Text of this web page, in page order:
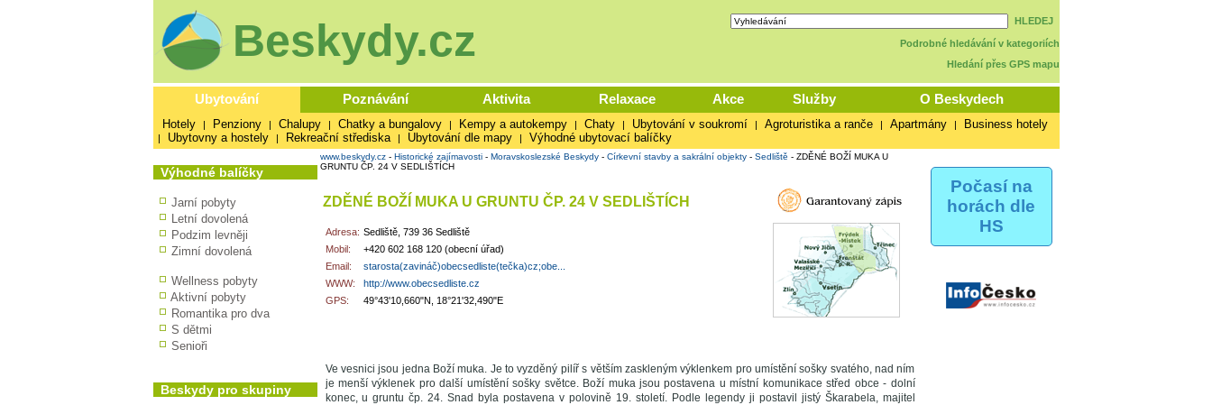
Beskydy.cz HLEDEJ
Podrobné hledávání v kategoriích
Hledání přes GPS mapu
Ubytování Poznávání Aktivita Relaxace Akce Služby O Beskydech
Hotely | Penziony | Chalupy | Chatky a bungalovy | Kempy a autokempy | Chaty | Ubytování v soukromí | Agroturistika a ranče | Apartmány | Business hotely
| Ubytovny a hostely | Rekreační střediska | Ubytování dle mapy | Výhodné ubytovací balíčky
Výhodné balíčky
Jarní pobyty
Letní dovolená
Podzim levněji
Zimní dovolená
Wellness pobyty
Aktivní pobyty
Romantika pro dva
S dětmi
Senioři
Beskydy pro skupiny
www.beskydy.cz- Historické zajímavosti- Moravskoslezské Beskydy- Církevní stavby a sakrální objekty- Sedliště - ZDĚNÉ BOŽÍ MUKA U
GRUNTU ČP. 24 V SEDLIŠTÍCH
ZDĚNÉ BOŽÍ MUKA U GRUNTU ČP. 24 V SEDLIŠTÍCH
Adresa: Sedliště, 739 36 Sedliště
Mobil:
+420 602 168 120 (obecní úřad)
Email:
starosta(zavináč)obecsedliste(tečka)cz;obe...
WWW:
http://www.obecsedliste.cz
GPS:
49°43'10,660"N, 18°21'32,490"E
Ve vesnici jsou jedna Boží muka. Je to vyzděný pilíř s větším zaskleným výklenkem pro umístění sošky svatého, nad ním
je menší výklenek pro další umístění sošky světce. Boží muka jsou postavena u místní komunikace střed obce - dolní
konec, u gruntu čp. 24. Snad byla postavena v polovině 19. století. Podle legendy ji postavil jistý Škarabela, majitel
Počasí na
horách dle
HS